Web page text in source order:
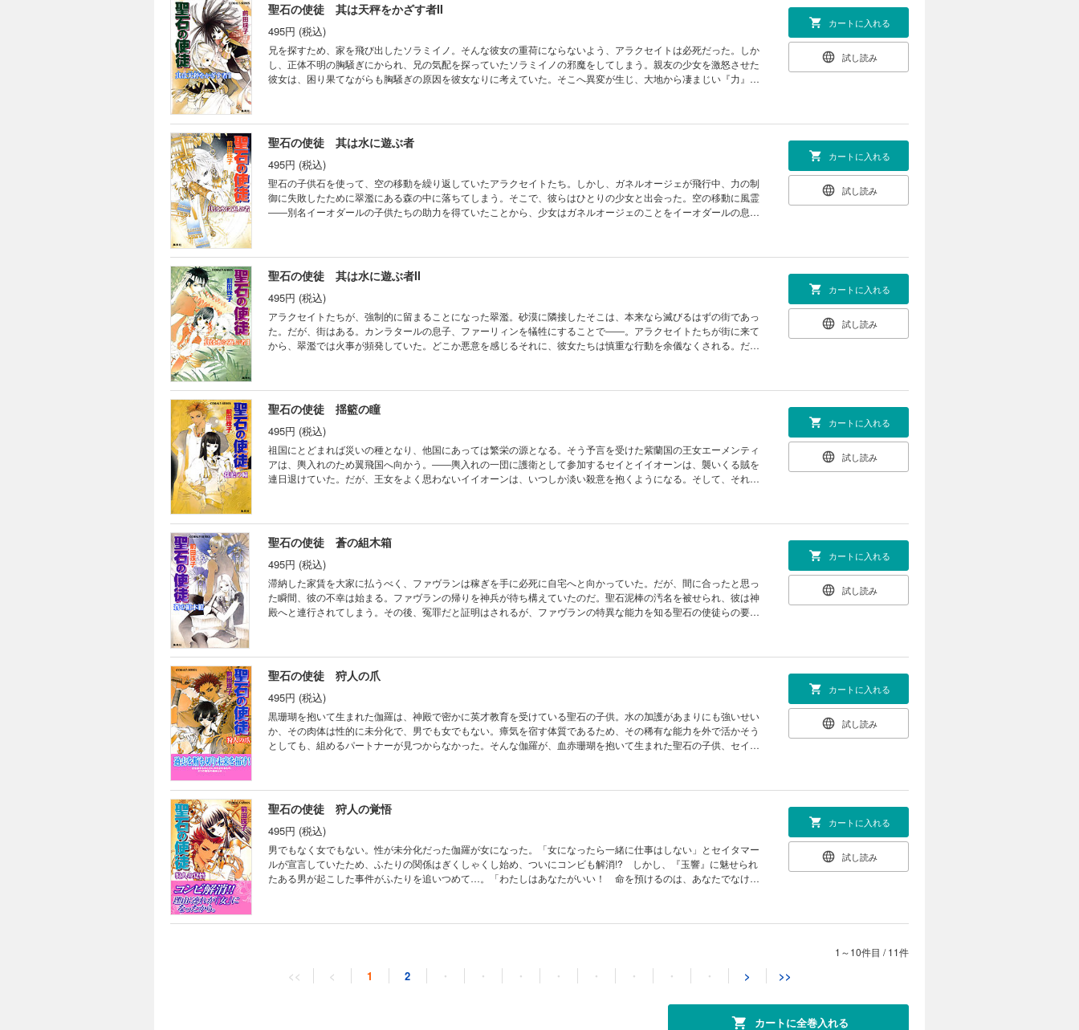
聖石の使徒 其は天秤をかざす者II
495円 (税込)
兄を探すため、家を飛び出したソラミイノ。そんな彼女の重荷にならないよう、アラクセイトは必死だった。しか
し、正体不明の胸騒ぎにかられ、兄の気配を探っていたソラミイノの邪魔をしてしまう。親友の少女を激怒させた
彼女は、困り果てながらも胸騒ぎの原因を彼女なりに考えていた。そこへ異変が生じ、大地から凄まじい『力』が
カートに入れる
試し読み
聖石の使徒 其は水に遊ぶ者
495円 (税込)
聖石の子供石を使って、空の移動を繰り返していたアラクセイトたち。しかし、ガネルオージェが飛行中、力の制
御に失敗したために翠濫にある森の中に落ちてしまう。そこで、彼らはひとりの少女と出会った。空の移動に風霊
――別名イーオダールの子供たちの助力を得ていたことから、少女はガネルオージェのことをイーオダールの息子
カートに入れる
試し読み
聖石の使徒 其は水に遊ぶ者II
495円 (税込)
アラクセイトたちが、強制的に留まることになった翠濫。砂漠に隣接したそこは、本来なら滅びるはずの街であっ
た。だが、街はある。カンラタールの息子、ファーリィンを犠牲にすることで――。アラクセイトたちが街に来て
から、翠濫では火事が頻発していた。どこか悪意を感じるそれに、彼女たちは慎重な行動を余儀なくされる。だ
カートに入れる
試し読み
聖石の使徒 揺籃の瞳
495円 (税込)
祖国にとどまれば災いの種となり、他国にあっては繁栄の源となる。そう予言を受けた紫蘭国の王女エーメンティ
アは、輿入れのため翼飛国へ向かう。――輿入れの一団に護衛として参加するセイとイイオーンは、襲いくる賊を
連日退けていた。だが、王女をよく思わないイイオーンは、いつしか淡い殺意を抱くようになる。そして、それは
カートに入れる
試し読み
聖石の使徒 蒼の組木箱
495円 (税込)
滞納した家賃を大家に払うべく、ファヴランは稼ぎを手に必死に自宅へと向かっていた。だが、間に合ったと思っ
た瞬間、彼の不幸は始まる。ファヴランの帰りを神兵が待ち構えていたのだ。聖石泥棒の汚名を被せられ、彼は神
殿へと連行されてしまう。その後、冤罪だと証明はされるが、ファヴランの特異な能力を知る聖石の使徒らの要請
カートに入れる
試し読み
聖石の使徒 狩人の爪
495円 (税込)
黒珊瑚を抱いて生まれた伽羅は、神殿で密かに英才教育を受けている聖石の子供。水の加護があまりにも強いせい
か、その肉体は性的に未分化で、男でも女でもない。瘴気を宿す体質であるため、その稀有な能力を外で活かそう
としても、組めるパートナーが見つからなかった。そんな伽羅が、血赤珊瑚を抱いて生まれた聖石の子供、セイタ
カートに入れる
試し読み
聖石の使徒 狩人の覚悟
495円 (税込)
男でもなく女でもない。性が未分化だった伽羅が女になった。「女になったら一緒に仕事はしない」とセイタマー
ルが宣言していたため、ふたりの関係はぎくしゃくし始め、ついにコンビも解消!? しかし、『玉響』に魅せられ
たある男が起こした事件がふたりを追いつめて…。「わたしはあなたがいい！ 命を預けるのは、あなたでなけれ
カートに入れる
試し読み
この世界の瘴気を浄化する女神の眠りを守るため生まれた「聖石の使徒」たち。そんな彼らを導く師匠コンビ、カ
を決める。しかし、『玉響』に魅せられた謎の男にカーラが攫われ、セイタマールは救出を試みるのだが…!? 悲
カートに入れる
1～10件目 /11件
<< < 1 2 ・ ・ ・ ・ ・ ・ ・ ・ > >>
カートに全巻入れる